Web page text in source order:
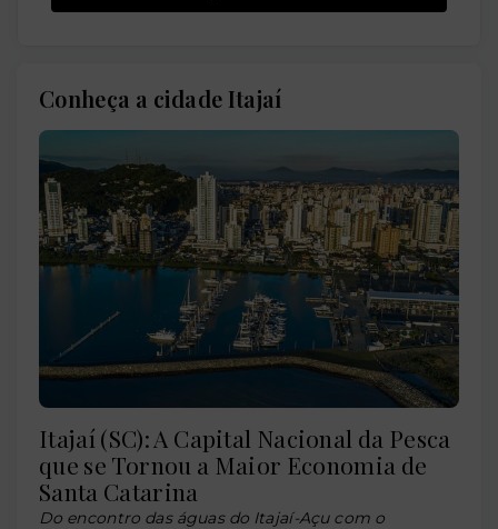
Conheça a cidade Itajaí
Itajaí (SC): A Capital Nacional da Pesca
que se Tornou a Maior Economia de
Santa Catarina
Do encontro das águas do Itajaí-Açu com o